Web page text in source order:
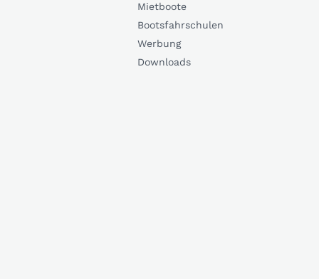
Mietboote
Bootsfahrschulen
Werbung
Downloads